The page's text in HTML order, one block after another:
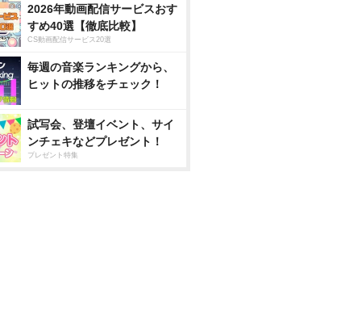
2026年動画配信サービスおす
すめ40選【徹底比較】
CS動画配信サービス20選
毎週の音楽ランキングから、
ヒットの推移をチェック！
試写会、登壇イベント、サイ
ンチェキなどプレゼント！
プレゼント特集